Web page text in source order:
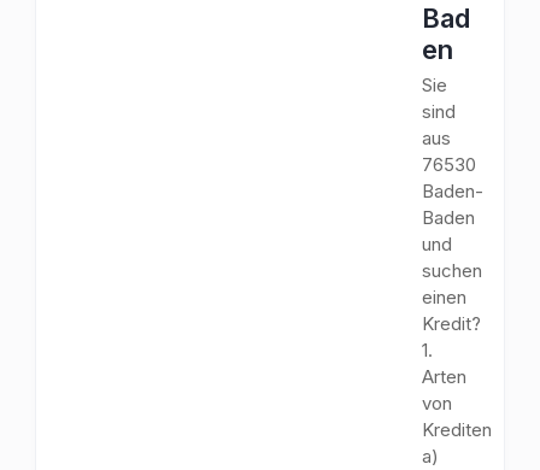
Bad
en
Sie
sind
aus
76530
Baden-
Baden
und
suchen
einen
Kredit?
1.
Arten
von
Krediten
a)